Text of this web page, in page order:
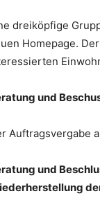
dreiköpfige
Homepage.
und
Auftragsvergabe
und